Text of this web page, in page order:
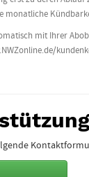
monatliche
mit Ihrer